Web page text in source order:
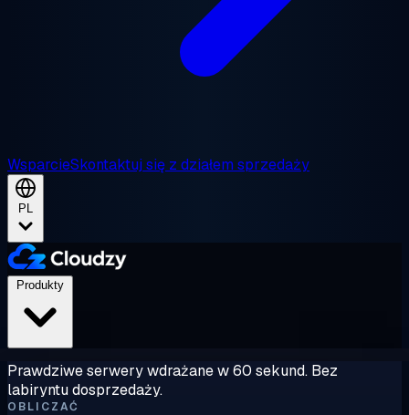
WsparcieSkontaktuj się z działem sprzedaży
PL
Prawdziwe serwery wdrażane w 60 sekund. Bez
labiryntu dosprzedaży.
OBLICZAĆ